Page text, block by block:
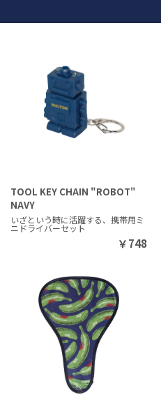
TOOL KEY CHAIN "ROBOT"
NAVY
いざという時に活躍する、携帯用ミ
ニドライバーセット
￥748